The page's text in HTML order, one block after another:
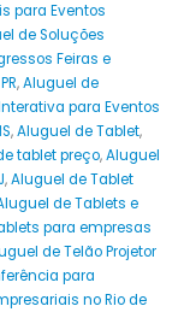
para Eventos
de Soluções
Feiras e
,Aluguel de
para Eventos
,Aluguel de Tablet,
tablet preço,Aluguel
,Aluguel de Tablet
de Tablets e
para empresas
de Telão Projetor
para
no Rio de